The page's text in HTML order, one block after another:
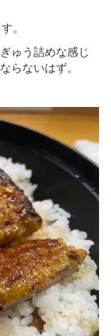
。
ゅう詰めな感じ
らないはず。